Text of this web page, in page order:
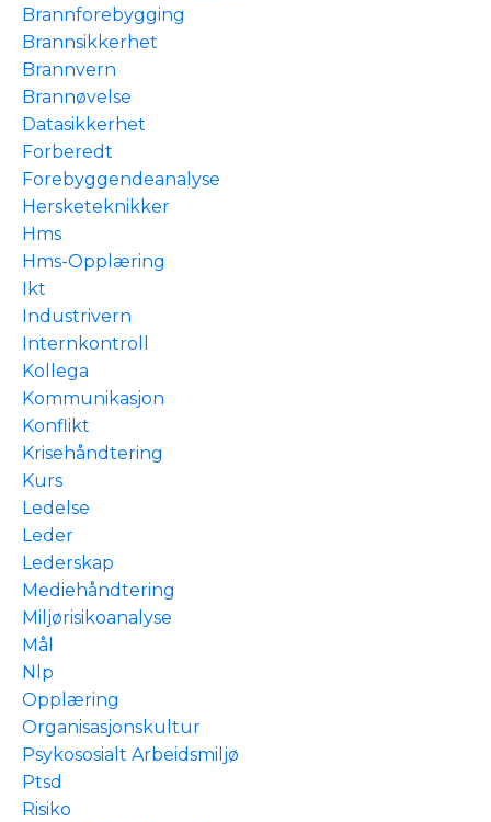
Brannforebygging
Brannsikkerhet
Brannvern
Brannøvelse
Datasikkerhet
Forberedt
Forebyggendeanalyse
Hersketeknikker
Hms
Hms-Opplæring
Ikt
Industrivern
Internkontroll
Kollega
Kommunikasjon
Konflikt
Krisehåndtering
Kurs
Ledelse
Leder
Lederskap
Mediehåndtering
Miljørisikoanalyse
Mål
Nlp
Opplæring
Organisasjonskultur
Psykososialt Arbeidsmiljø
Ptsd
Risiko